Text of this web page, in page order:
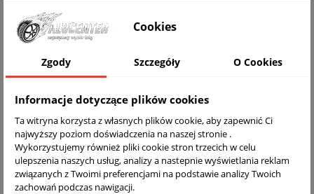
WIZUALIZACJA NA AUCIE
Cookies
Zgody Szczegóły O Cookies
Informacje dotyczące plików cookies
Ta witryna korzysta z własnych plików cookie, aby zapewnić Ci
najwyższy poziom doświadczenia na naszej stronie .
Wykorzystujemy również pliki cookie stron trzecich w celu
ulepszenia naszych usług, analizy a nastepnie wyświetlania reklam
związanych z Twoimi preferencjami na podstawie analizy Twoich
zachowań podczas nawigacji.